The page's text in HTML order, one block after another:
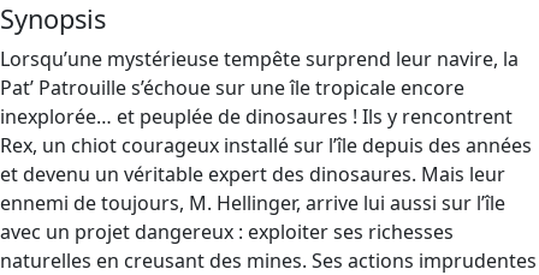
Synopsis
Lorsqu’une mystérieuse tempête surprend leur navire, la
Pat’ Patrouille s’échoue sur une île tropicale encore
inexplorée… et peuplée de dinosaures ! Ils y rencontrent
Rex, un chiot courageux installé sur l’île depuis des années
et devenu un véritable expert des dinosaures. Mais leur
ennemi de toujours, M. Hellinger, arrive lui aussi sur l’île
avec un projet dangereux : exploiter ses richesses
naturelles en creusant des mines. Ses actions imprudentes